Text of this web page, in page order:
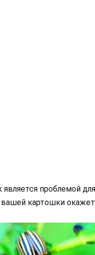
проблемой
картошки